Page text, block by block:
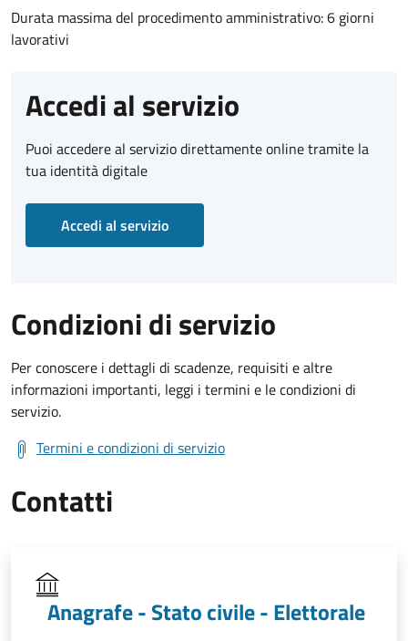
Durata massima del procedimento amministrativo: 6 giorni
lavorativi
Accedi al servizio
Puoi accedere al servizio direttamente online tramite la
tua identità digitale
Accedi al servizio
Condizioni di servizio
Per conoscere i dettagli di scadenze, requisiti e altre
informazioni importanti, leggi i termini e le condizioni di
servizio.
Termini e condizioni di servizio
Contatti
Anagrafe - Stato civile - Elettorale